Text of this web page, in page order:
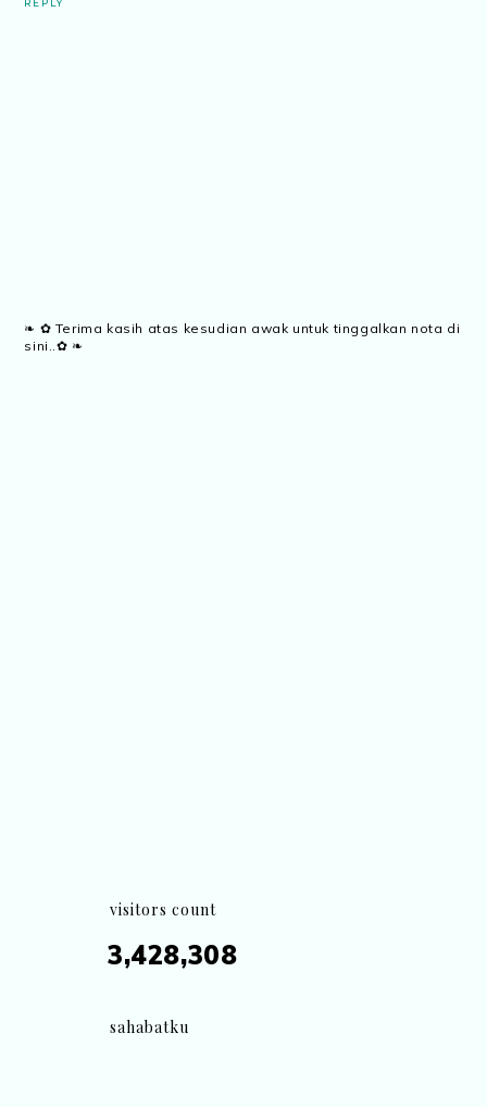
REPLY
❧ ✿ Terima kasih atas kesudian awak untuk tinggalkan nota di
sini..✿ ❧
visitors count
3,428,308
sahabatku